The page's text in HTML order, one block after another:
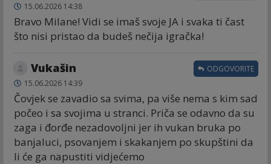
15.06.2026 14:38
Bravo Milane! Vidi se imaš svoje JA i svaka ti čast
što nisi pristao da budeš nečija igračka!
Vukašin
15.06.2026 14:39
Čovjek se zavadio sa svima, pa više nema s kim sad
počeo i sa svojima u stranci. Priča se odavno da su
zaga i đorđe nezadovoljni jer ih vukan bruka po
banjaluci, psovanjem i skakanjem po skupštini da
li će ga napustiti vidjećemo
ODGOVORITE